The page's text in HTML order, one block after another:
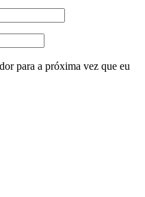
para a próxima vez que eu